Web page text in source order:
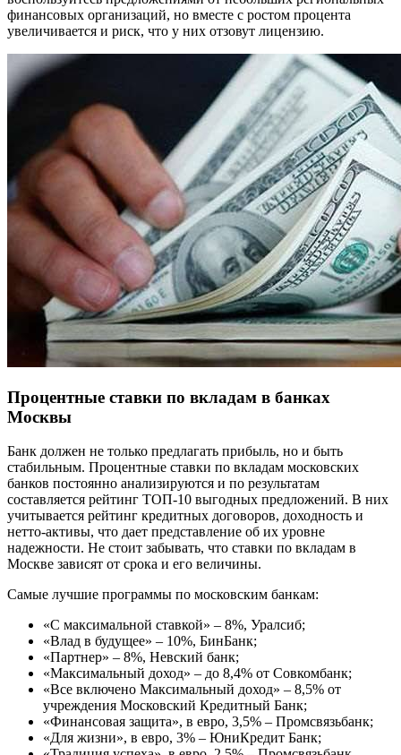
финансовых организаций, но вместе с ростом процента
увеличивается и риск, что у них отзовут лицензию.
Процентные ставки по вкладам в банках
Москвы
Банк должен не только предлагать прибыль, но и быть
стабильным. Процентные ставки по вкладам московских
банков постоянно анализируются и по результатам
составляется рейтинг ТОП-10 выгодных предложений. В них
учитывается рейтинг кредитных договоров, доходность и
нетто-активы, что дает представление об их уровне
надежности. Не стоит забывать, что ставки по вкладам в
Москве зависят от срока и его величины.
Самые лучшие программы по московским банкам:
«С максимальной ставкой» – 8%, Уралсиб;
«Влад в будущее» – 10%, БинБанк;
«Партнер» – 8%, Невский банк;
«Максимальный доход» – до 8,4% от Совкомбанк;
«Все включено Максимальный доход» – 8,5% от
учреждения Московский Кредитный Банк;
«Финансовая защита», в евро, 3,5% – Промсвязьбанк;
«Для жизни», в евро, 3% – ЮниКредит Банк;